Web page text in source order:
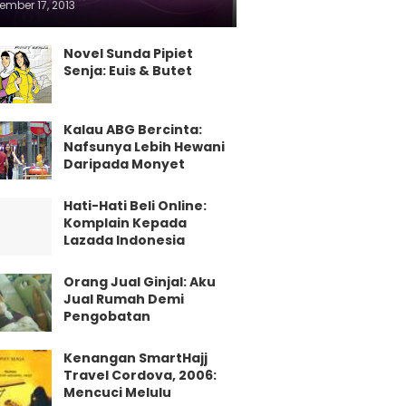
17, 2013
Novel Sunda Pipiet
Senja: Euis & Butet
Kalau ABG Bercinta:
Nafsunya Lebih Hewani
Daripada Monyet
Hati-Hati Beli Online:
Komplain Kepada
Lazada Indonesia
Orang Jual Ginjal: Aku
Jual Rumah Demi
Pengobatan
Kenangan SmartHajj
Travel Cordova, 2006:
Mencuci Melulu